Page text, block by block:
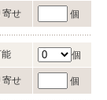
寄せ 個
個
寄せ 個